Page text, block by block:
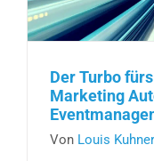
Der Turbo
Marketing
Von Louis